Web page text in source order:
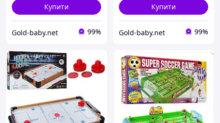
Купити
Gold-baby.net 99%
Купити
Gold-baby.net 99%